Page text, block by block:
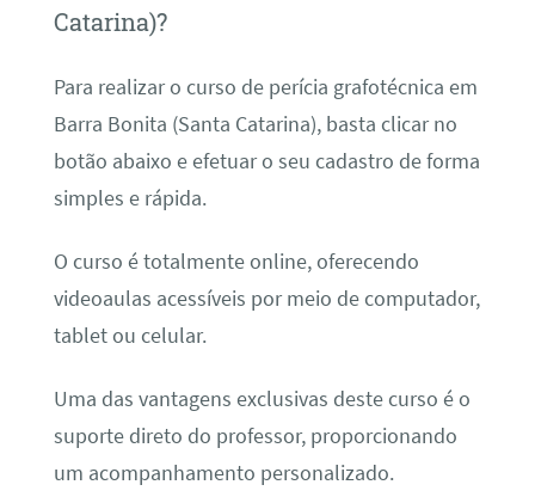
Catarina)?
Para realizar o curso de perícia grafotécnica em
Barra Bonita (Santa Catarina), basta clicar no
botão abaixo e efetuar o seu cadastro de forma
simples e rápida.
O curso é totalmente online, oferecendo
videoaulas acessíveis por meio de computador,
tablet ou celular.
Uma das vantagens exclusivas deste curso é o
suporte direto do professor, proporcionando
um acompanhamento personalizado.